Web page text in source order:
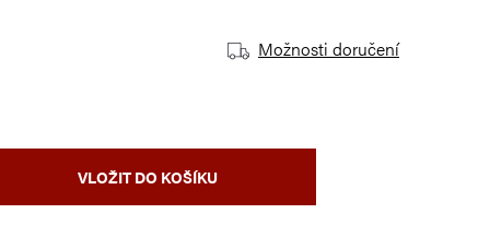
Možnosti doručení
VLOŽIT DO KOŠÍKU